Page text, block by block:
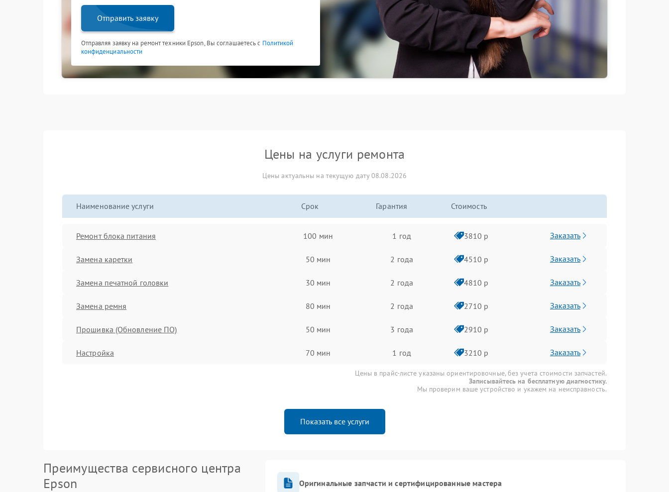
Отправить заявку
Отправляя заявку на ремонт техники Epson, Вы соглашаетесь с Политикой
конфиденциальности
Цены на услуги ремонта
Цены актуальны на текущую дату 08.08.2026
Наименование услуги Срок Гарантия Стоимость
Ремонт блока питания 100 мин 1 год 3810 р Заказать
Замена каретки 50 мин 2 года 4510 р Заказать
Замена печатной головки 30 мин 2 года 4810 р Заказать
Замена ремня 80 мин 2 года 2710 р Заказать
Прошивка (Обновление ПО) 50 мин 3 года 2910 р Заказать
Настройка 70 мин 1 год 3210 р Заказать
Цены в прайс-листе указаны ориентировочные, без учета стоимости запчастей.
Записывайтесь на бесплатную диагностику.
Мы проверим ваше устройство и укажем на неисправность.
Показать все услуги
Преимущества сервисного центра
Epson
Оригинальные запчасти и сертифицированные мастера